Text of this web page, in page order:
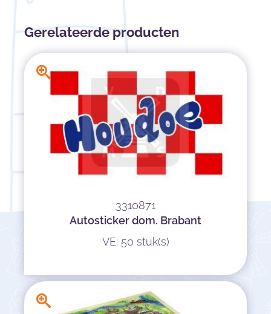
Gerelateerde producten
3310871
Autosticker dom. Brabant
VE: 50 stuk(s)